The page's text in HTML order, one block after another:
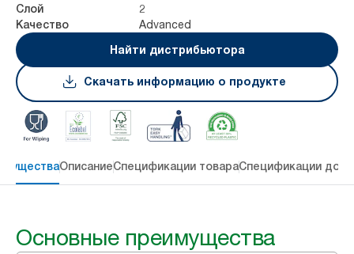
Слой 2
Качество
Advanced
Найти дистрибьютора
Скачать информацию о продукте
ОписаниеСпецификации товараСпецификации
Основные преимущества